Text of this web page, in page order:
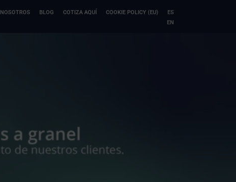
NOSOTROS BLOG COTIZA AQUÍ COOKIE POLICY (EU)
ES
EN